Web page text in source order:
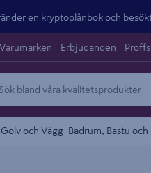
en kryptoplånbok och
Varumärken Erbjudanden Proffs
Golv och Vägg Badrum, Bastu och